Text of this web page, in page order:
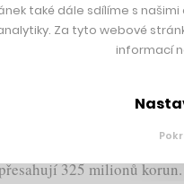
Group oznámil
metra Invalidovna v
postavit více než tisíc
služby, obchody,
ordinace a kanceláře pro
s rozsáhlou zelení. Central
pro Prahu a městskou
325 milionů korun.
také dále sdílíme s
Za tyto webové
informací